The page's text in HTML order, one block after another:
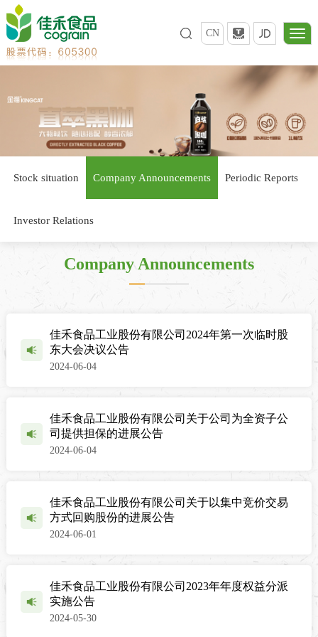
CN
Stock situation Company Announcements Periodic Reports
Investor Relations
Company Announcements
佳禾食品工业股份有限公司2024年第一次临时股
东大会决议公告
2024-06-04
佳禾食品工业股份有限公司关于公司为全资子公
司提供担保的进展公告
2024-06-04
佳禾食品工业股份有限公司关于以集中竞价交易
方式回购股份的进展公告
2024-06-01
佳禾食品工业股份有限公司2023年年度权益分派
实施公告
2024-05-30